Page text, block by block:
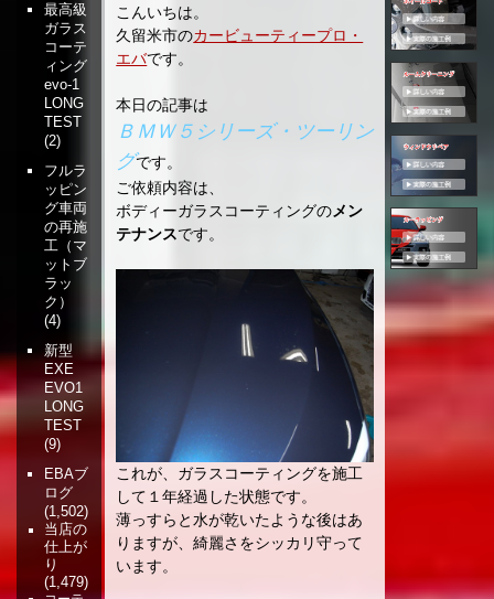
こんいちは。
久留米市のカービューティープロ・
エバです。
本日の記事は
ＢＭＷ５シリーズ・ツーリン
グです。
ご依頼内容は、
ボディーガラスコーティングのメン
テナンスです。
これが、ガラスコーティングを施工
して１年経過した状態です。
薄っすらと水が乾いたような後はあ
りますが、綺麗さをシッカリ守って
います。
最高級
ガラス
コーテ
ィング
evo-1
LONG
TEST
(2)
フルラ
ッピン
グ車両
の再施
工（マ
ットブ
ラッ
ク）
(4)
新型
EXE
EVO1
LONG
TEST
(9)
EBAブ
ログ
(1,502)
当店の
仕上が
り
(1,479)